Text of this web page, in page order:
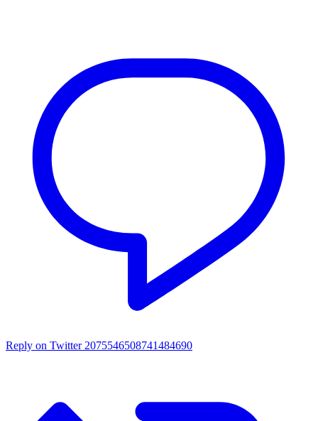
Reply on Twitter 2075546508741484690